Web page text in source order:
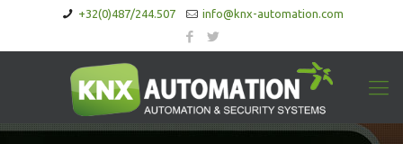
+32(0)487/244.507 info@knx-automation.com